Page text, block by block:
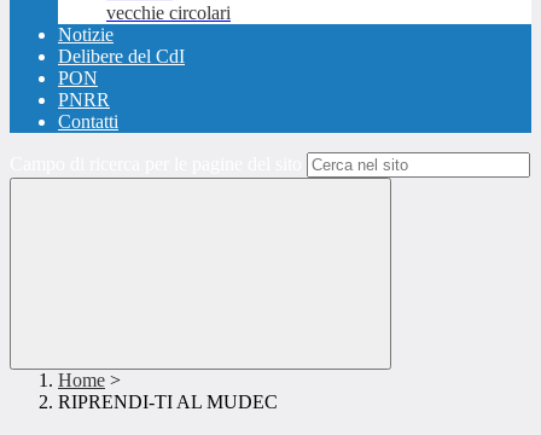
vecchie circolari
Notizie
Delibere del CdI
PON
PNRR
Contatti
Home >
RIPRENDI-TI AL MUDEC